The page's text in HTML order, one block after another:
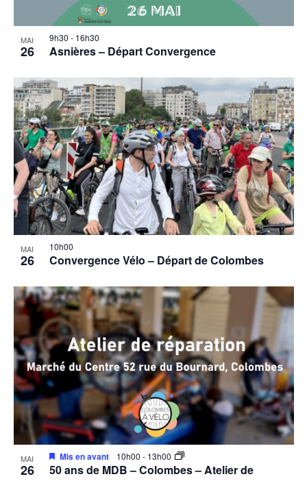
MAI
26 Asnières – Départ Convergence
9h30 - 16h30
MAI
26 Convergence Vélo – Départ de Colombes
10h00
MAI
26
50 ans de MDB – Colombes – Atelier de
Mis en avant 10h00 - 13h00